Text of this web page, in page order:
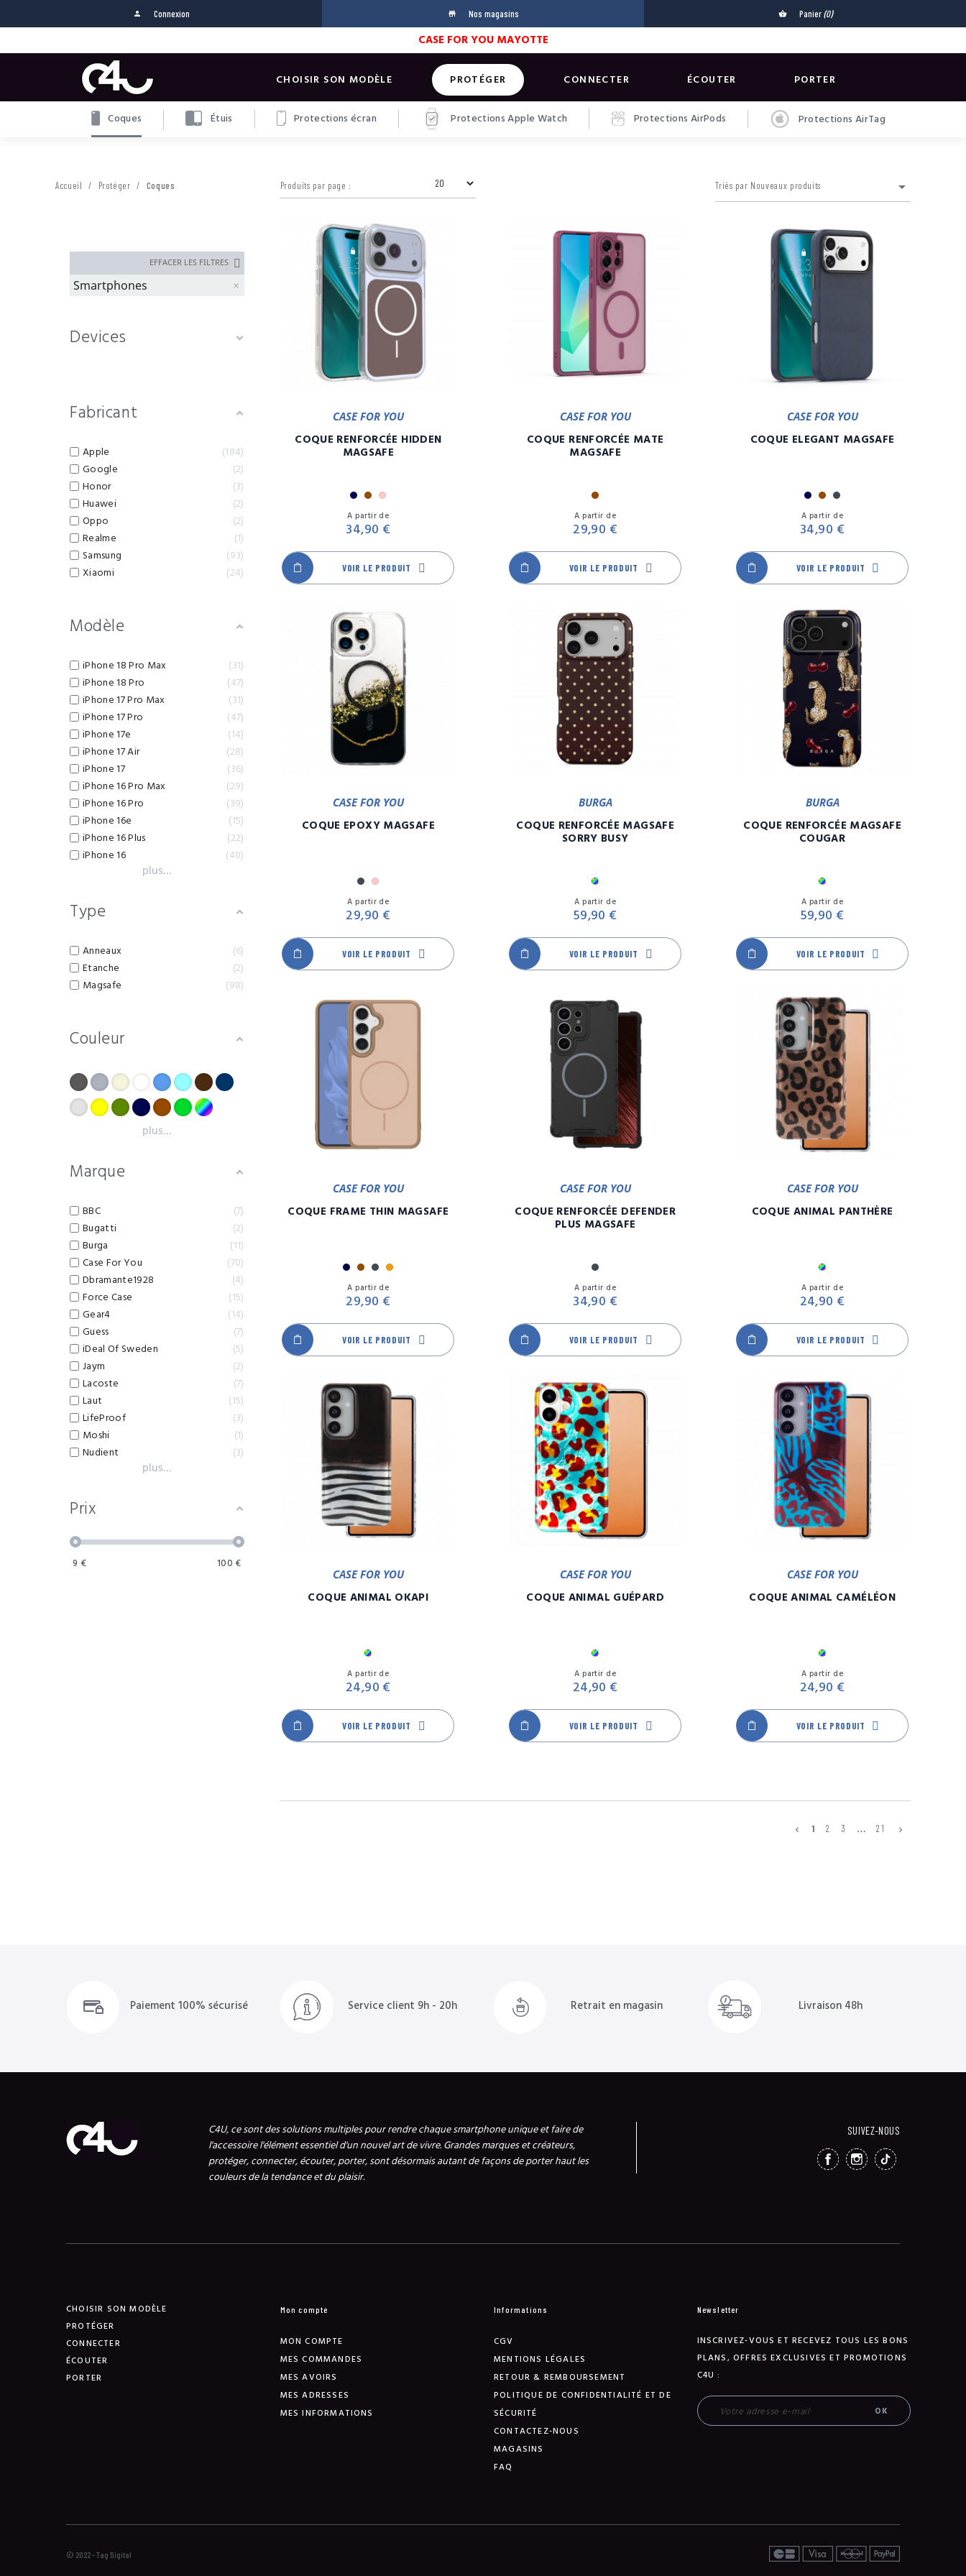
person Connexion store Nos magasins shopping_basket Panier (0)
CASE FOR YOU MAYOTTE
CHOISIR SON MODÈLE PROTÉGER CONNECTER ÉCOUTER PORTER
Coques Étuis Protections écran Protections Apple Watch Protections AirPods Protections AirTag
Accueil Protéger Coques
EFFACER LES FILTRES
Smartphones
Devices
Fabricant
Apple
184
Google
2
Honor
3
Huawei
2
Oppo
2
Realme
1
Samsung
93
Xiaomi
24
Modèle
iPhone 18 Pro Max
31
iPhone 18 Pro
47
iPhone 17 Pro Max
31
iPhone 17 Pro
47
iPhone 17e
14
iPhone 17 Air
28
iPhone 17
36
iPhone 16 Pro Max
29
iPhone 16 Pro
39
iPhone 16e
15
iPhone 16 Plus
22
iPhone 16
40
plus...
Type
Anneaux
6
Etanche
2
Magsafe
98
Couleur
plus...
Marque
BBC
7
Bugatti
2
Burga
11
Case For You
70
Dbramante1928
4
Force Case
15
Gear4
14
Guess
7
iDeal Of Sweden
5
Jaym
2
Lacoste
7
Laut
15
LifeProof
3
Moshi
1
Nudient
3
plus...
Prix
9 € 100 €
Produits par page : Triés par Nouveaux produits 
CASE FOR YOU
COQUE RENFORCÉE HIDDEN
MAGSAFE
Marine
Marron
Rose
A partir de
34,90 €
VOIR LE PRODUIT
CASE FOR YOU
COQUE RENFORCÉE MATE
MAGSAFE
Marron
A partir de
29,90 €
VOIR LE PRODUIT
CASE FOR YOU
COQUE ELEGANT MAGSAFE
Marine
Marron
Noir
A partir de
34,90 €
VOIR LE PRODUIT
CASE FOR YOU
COQUE EPOXY MAGSAFE
NoirRose
A partir de
29,90 €
VOIR LE PRODUIT
BURGA
COQUE RENFORCÉE MAGSAFE
SORRY BUSY
Multicolore
A partir de
59,90 €
VOIR LE PRODUIT
BURGA
COQUE RENFORCÉE MAGSAFE
COUGAR
Multicolore
A partir de
59,90 €
VOIR LE PRODUIT
CASE FOR YOU
COQUE FRAME THIN MAGSAFE
Marine
Marron
NoirOrange
A partir de
29,90 €
VOIR LE PRODUIT
CASE FOR YOU
COQUE RENFORCÉE DEFENDER
PLUS MAGSAFE
Noir
A partir de
34,90 €
VOIR LE PRODUIT
CASE FOR YOU
COQUE ANIMAL PANTHÈRE
Multicolore
A partir de
24,90 €
VOIR LE PRODUIT
CASE FOR YOU
COQUE ANIMAL OKAPI
Multicolore
A partir de
24,90 €
VOIR LE PRODUIT
CASE FOR YOU
COQUE ANIMAL GUÉPARD
Multicolore
A partir de
24,90 €
VOIR LE PRODUIT
CASE FOR YOU
COQUE ANIMAL CAMÉLÉON
Multicolore
A partir de
24,90 €
VOIR LE PRODUIT
 1 2 3 … 21 
Paiement 100% sécurisé Service client 9h - 20h Retrait en magasin Livraison 48h
C4U, ce sont des solutions multiples pour rendre chaque smartphone unique et faire de
l'accessoire l'élément essentiel d'un nouvel art de vivre. Grandes marques et créateurs,
protéger, connecter, écouter, porter, sont désormais autant de façons de porter haut les
couleurs de la tendance et du plaisir.
SUIVEZ-NOUS
FACEBOOKINSTAGRAM
TIKTOK
CHOISIR SON MODÈLE
PROTÉGER
CONNECTER
ÉCOUTER
PORTER
Mon compte
MON COMPTE
MES COMMANDES
MES AVOIRS
MES ADRESSES
MES INFORMATIONS
Informations
CGV
MENTIONS LÉGALES
RETOUR & REMBOURSEMENT
POLITIQUE DE CONFIDENTIALITÉ ET DE
SÉCURITÉ
CONTACTEZ-NOUS
MAGASINS
FAQ
Newsletter
INSCRIVEZ-VOUS ET RECEVEZ TOUS LES BONS
PLANS, OFFRES EXCLUSIVES ET PROMOTIONS
C4U :
© 2022 - Tag Digital